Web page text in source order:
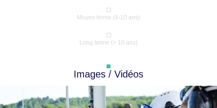
Moyen terme (4-10 ans)
Long terme (> 10 ans)
Images / Vidéos